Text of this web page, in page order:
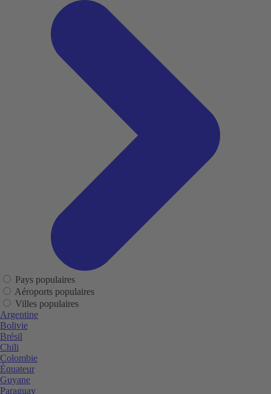
Pays populaires
Aéroports populaires
Villes populaires
Argentine
Bolivie
Brésil
Chili
Colombie
Équateur
Guyane
Paraguay